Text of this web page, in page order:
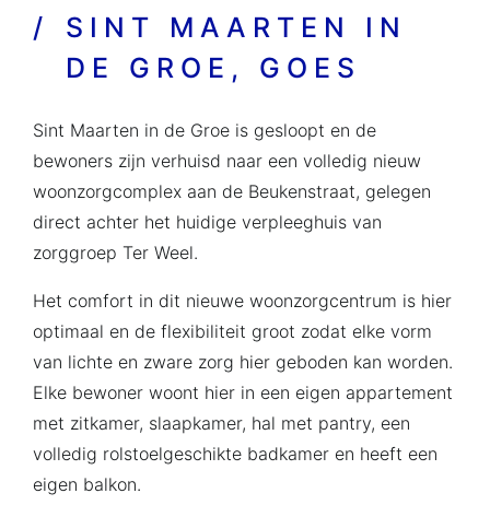
/
SINT MAARTEN IN
DE GROE, GOES
Sint Maarten in de Groe is gesloopt en de
bewoners zijn verhuisd naar een volledig nieuw
woonzorgcomplex aan de Beukenstraat, gelegen
direct achter het huidige verpleeghuis van
zorggroep Ter Weel.
Het comfort in dit nieuwe woonzorgcentrum is hier
optimaal en de flexibiliteit groot zodat elke vorm
van lichte en zware zorg hier geboden kan worden.
Elke bewoner woont hier in een eigen appartement
met zitkamer, slaapkamer, hal met pantry, een
volledig rolstoelgeschikte badkamer en heeft een
eigen balkon.